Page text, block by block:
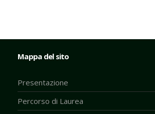
Mappa del sito
Presentazione
Percorso di Laurea